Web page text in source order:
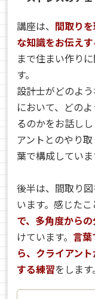
講座は、 間取り
な知識をお伝えす
まで住まい作り
す。
設計士がどのよ
において、どの
るのかをお話し
アントとのやり
葉で構成していま
後半は、間取り
います。感じた
で、多角度から
けています。 言
ら、クライアン
する練習をします。